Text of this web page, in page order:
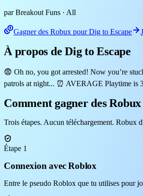
par Breakout Funs · All
Gagner des Robux pour Dig to Escape
À propos de Dig to Escape
😨 Oh no, you got arrested! Now you’re
patrols at night... ⏰ AVERAGE Playtime
Comment gagner des
Trois étapes. Aucun téléchargement. Robux
Étape 1
Connexion avec Roblox
Entre le pseudo Roblox que tu utilises pour